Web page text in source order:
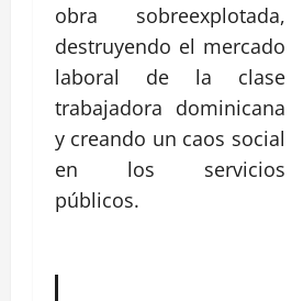
obra sobreexplotada,
destruyendo el mercado
laboral de la clase
trabajadora dominicana
y creando un caos social
en los servicios
públicos.